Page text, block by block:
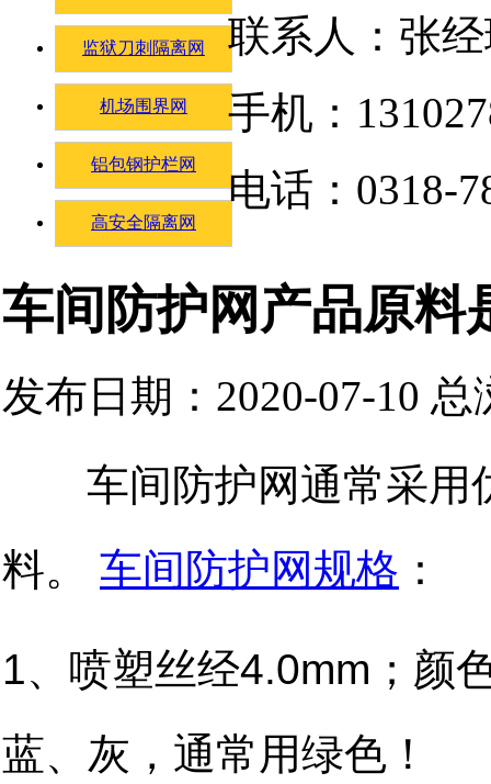
监狱刀刺隔离网
机场围界网
铝包钢护栏网
高安全隔离网
车间防护网产品原料
发布日期：2020-07-10 总
车间防护网通常采用
料。
车间防护网规格 ：
1、喷塑丝经4.0mm；颜
蓝、灰，通常用绿色！
联系人：张
手机：
电话：0318-